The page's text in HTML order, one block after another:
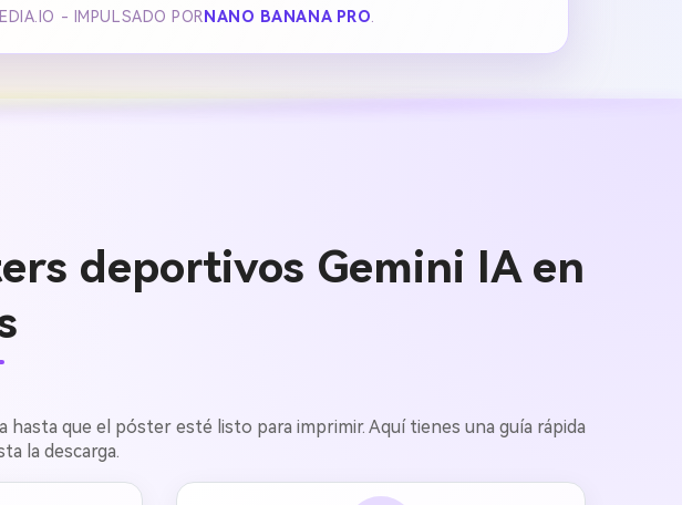
- IMPULSADO POR NANO BANANA PRO
deportivos Gemini IA en
que el póster esté listo para imprimir. Aquí tienes una guía rápida
la descarga.